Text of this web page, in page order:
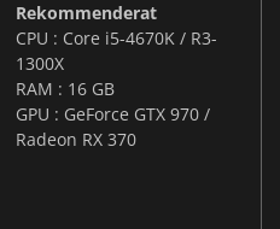
Rekommenderat
CPU : Core i5-4670K / R3-
1300X
RAM : 16 GB
GPU : GeForce GTX 970 /
Radeon RX 370